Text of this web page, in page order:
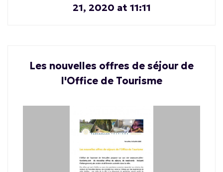
21, 2020 at 11:11
Les nouvelles offres de séjour de
l'Office de Tourisme